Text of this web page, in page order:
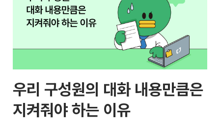
우리 구성원의 대화 내용만큼은
지켜줘야 하는 이유